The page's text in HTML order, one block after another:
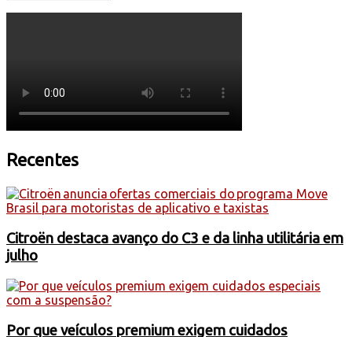
Recentes
Citroën destaca avanço do C3 e da linha utilitária em
julho
Por que veículos premium exigem cuidados